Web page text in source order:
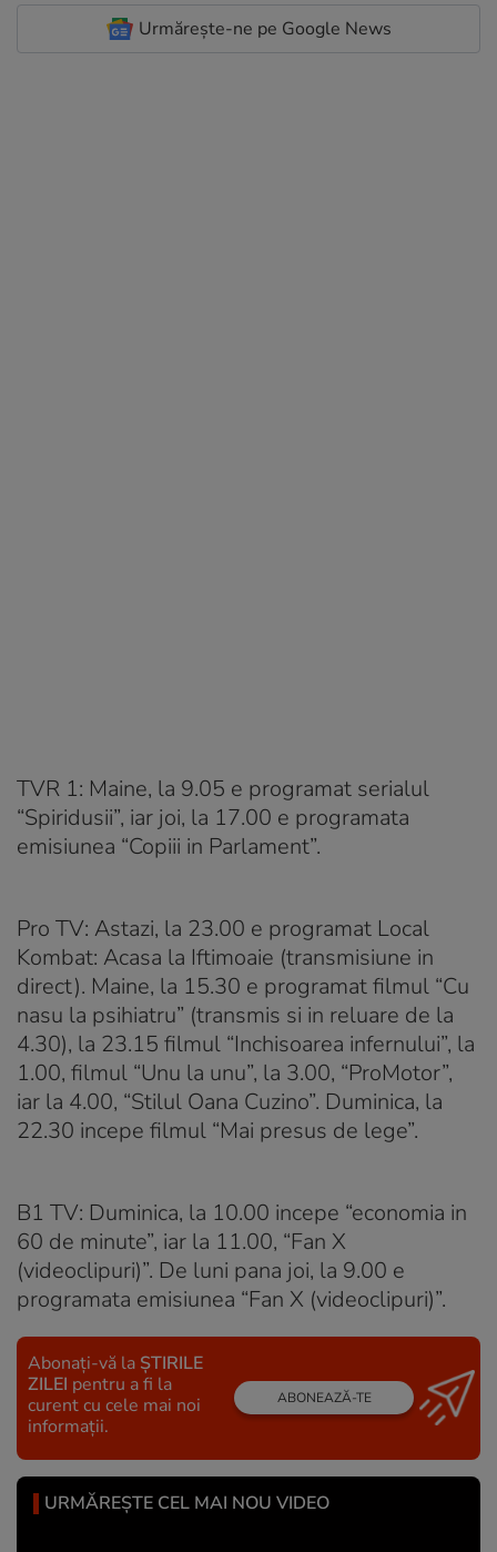
Urmărește-ne pe Google News
TVR 1: Maine, la 9.05 e programat serialul
“Spiridusii”, iar joi, la 17.00 e programata
emisiunea “Copiii in Parlament”.
Pro TV: Astazi, la 23.00 e programat Local
Kombat: Acasa la Iftimoaie (transmisiune in
direct). Maine, la 15.30 e programat filmul “Cu
nasu la psihiatru” (transmis si in reluare de la
4.30), la 23.15 filmul “Inchisoarea infernului”, la
1.00, filmul “Unu la unu”, la 3.00, “ProMotor”,
iar la 4.00, “Stilul Oana Cuzino”. Duminica, la
22.30 incepe filmul “Mai presus de lege”.
B1 TV: Duminica, la 10.00 incepe “economia in
60 de minute”, iar la 11.00, “Fan X
(videoclipuri)”. De luni pana joi, la 9.00 e
programata emisiunea “Fan X (videoclipuri)”.
Abonați-vă la ȘTIRILE
ZILEI pentru a fi la
curent cu cele mai noi
informații.
ABONEAZĂ-TE
URMĂREȘTE CEL MAI NOU VIDEO